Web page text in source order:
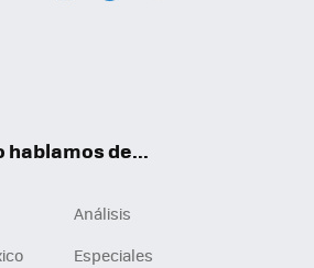
hablamos de...
Análisis
Especiales